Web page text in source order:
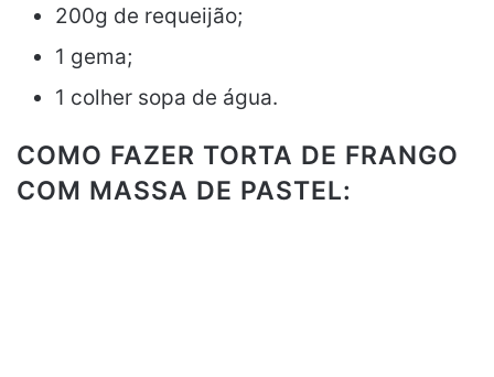
200g de requeijão;
1 gema;
1 colher sopa de água.
COMO FAZER TORTA DE FRANGO
COM MASSA DE PASTEL: